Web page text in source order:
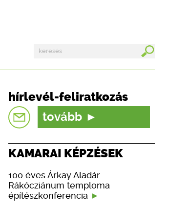
hírlevél-feliratkozás
tovább
KAMARAI KÉPZÉSEK
100 éves Árkay Aladár
Rákócziánum temploma
építészkonferencia